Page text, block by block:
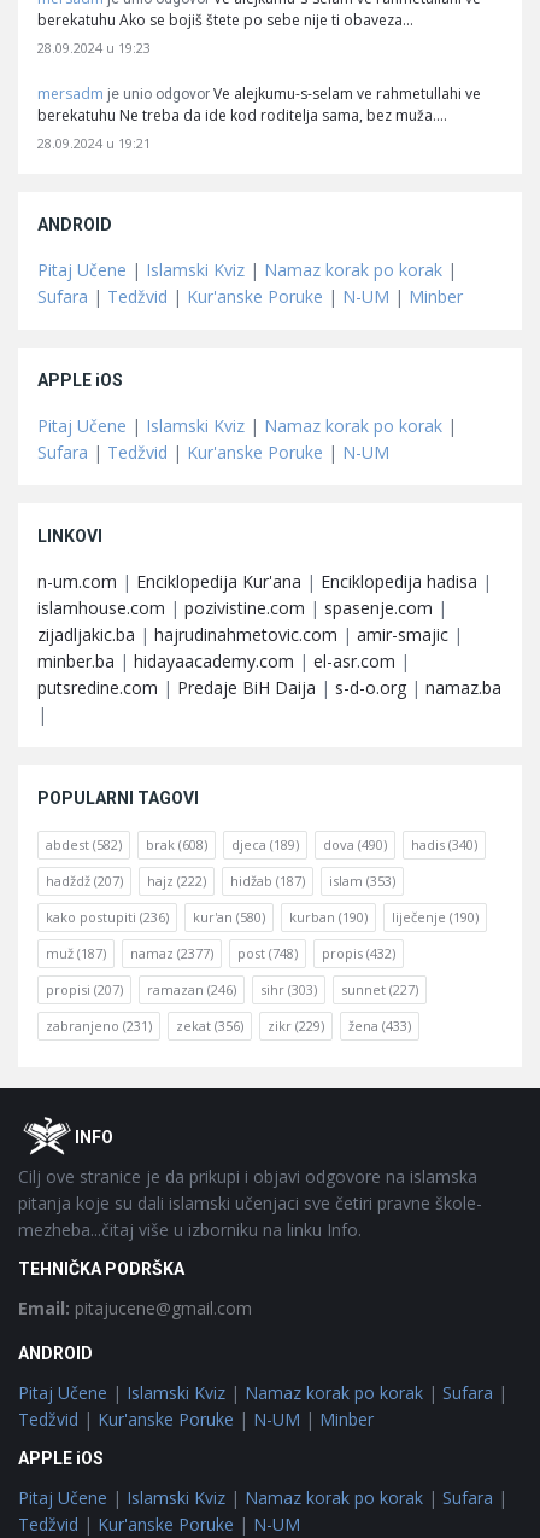
berekatuhu Ako se bojiš štete po sebe nije ti obaveza…
28.09.2024 u 19:23
mersadm je unio odgovor Ve alejkumu-s-selam ve rahmetullahi ve
berekatuhu Ne treba da ide kod roditelja sama, bez muža.…
28.09.2024 u 19:21
ANDROID
Pitaj Učene | Islamski Kviz | Namaz korak po korak |
Sufara | Tedžvid | Kur'anske Poruke | N-UM | Minber
APPLE iOS
Pitaj Učene | Islamski Kviz | Namaz korak po korak |
Sufara | Tedžvid | Kur'anske Poruke | N-UM
LINKOVI
n-um.com | Enciklopedija Kur'ana | Enciklopedija hadisa |
islamhouse.com | pozivistine.com | spasenje.com |
zijadljakic.ba | hajrudinahmetovic.com | amir-smajic |
minber.ba | hidayaacademy.com | el-asr.com |
putsredine.com | Predaje BiH Daija | s-d-o.org | namaz.ba
|
POPULARNI TAGOVI
abdest (582) brak (608) djeca (189) dova (490) hadis (340)
hadždž (207) hajz (222) hidžab (187) islam (353)
kako postupiti (236) kur'an (580) kurban (190) liječenje (190)
muž (187) namaz (2377) post (748) propis (432)
propisi (207) ramazan (246) sihr (303) sunnet (227)
zabranjeno (231) zekat (356) zikr (229) žena (433)
FooterOINFO
Cilj ove stranice je da prikupi i objavi odgovore na islamska
pitanja koje su dali islamski učenjaci sve četiri pravne škole-
mezheba...čitaj više u izborniku na linku Info.
TEHNIČKA PODRŠKA
Email: pitajucene@gmail.com
ANDROID
Pitaj Učene | Islamski Kviz | Namaz korak po korak | Sufara |
Tedžvid | Kur'anske Poruke | N-UM | Minber
APPLE iOS
Pitaj Učene | Islamski Kviz | Namaz korak po korak | Sufara |
Tedžvid | Kur'anske Poruke | N-UM